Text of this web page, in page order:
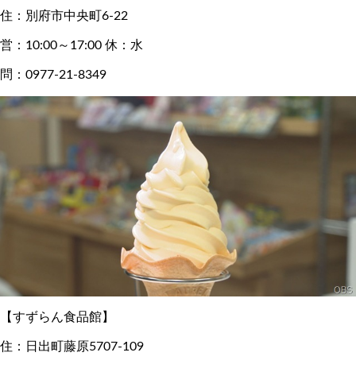
住：別府市中央町6-22
営：10:00～17:00 休：水
問：0977‐21-8349
【すずらん食品館】
住：日出町藤原5707-109